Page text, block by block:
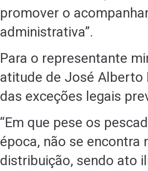
promover o
administrativa”.
Para o representante
atitude de José Alberto
das exceções legais
“Em que pese os
época, não se encontra
distribuição, sendo ato